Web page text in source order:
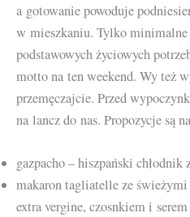
a gotowanie powoduje
w mieszkaniu. Tylko minimalne
podstawowych życiowych
motto na ten weekend. Wy też
przemęczajcie. Przed
na lancz do nas. Propozycje są
gazpacho – hiszpański
makaron tagliatelle ze
extra vergine, czosnkiem i serem